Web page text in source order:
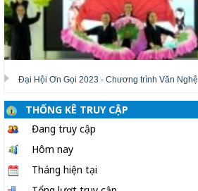
Đại Hội Ơn Gọi 2023 - Chương trình Văn Nghệ
THỐNG KÊ TRUY CẬP
Đang truy cập
Hôm nay
Tháng hiện tại